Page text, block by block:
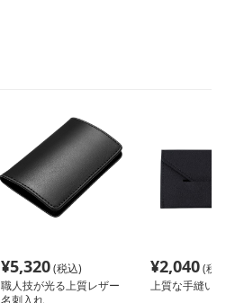
¥5,320(税込)
職人技が光る上質レザー
名刺入れ
¥2,040(税
上質な手縫い